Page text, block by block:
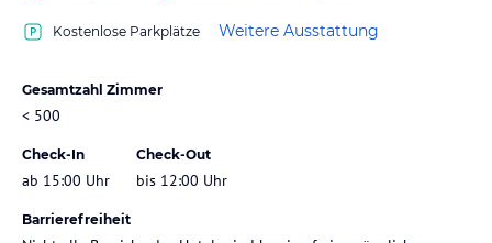
Kostenlose Parkplätze Weitere Ausstattung
Gesamtzahl Zimmer
< 500
Check-In
ab 15:00 Uhr
Check-Out
bis 12:00 Uhr
Barrierefreiheit